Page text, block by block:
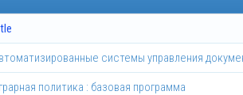
системы управления
политика : базовая программа